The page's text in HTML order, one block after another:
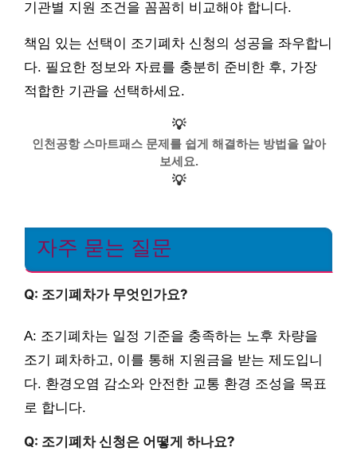
기관별 지원 조건을 꼼꼼히 비교해야 합니다.
책임 있는 선택이 조기폐차 신청의 성공을 좌우합니
다. 필요한 정보와 자료를 충분히 준비한 후, 가장
적합한 기관을 선택하세요.
💡
인천공항 스마트패스 문제를 쉽게 해결하는 방법을 알아
보세요.
💡
자주 묻는 질문
Q: 조기폐차가 무엇인가요?
A: 조기폐차는 일정 기준을 충족하는 노후 차량을
조기 폐차하고, 이를 통해 지원금을 받는 제도입니
다. 환경오염 감소와 안전한 교통 환경 조성을 목표
로 합니다.
Q: 조기폐차 신청은 어떻게 하나요?